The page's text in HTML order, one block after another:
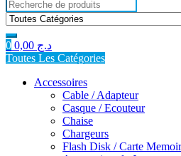
0 د.ج
Toutes Les Catégories
Accessoires
Cable / Adapteur
Casque / Ecouteur
Chaise
Chargeurs
Flash Disk / Carte